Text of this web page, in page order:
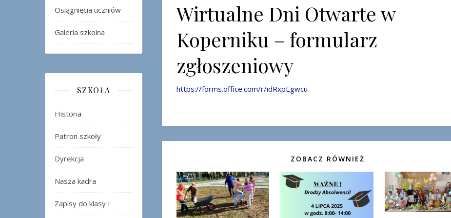
Osiągnięcia uczniów
Galeria szkolna
SZKOŁA
Historia
Patron szkoły
Dyrekcja
Nasza kadra
Zapisy do klasy I
Wirtualne Dni Otwarte w
Koperniku – formularz
zgłoszeniowy
https://forms.office.com/r/idRxpEgwcu
ZOBACZ RÓWNIEŻ